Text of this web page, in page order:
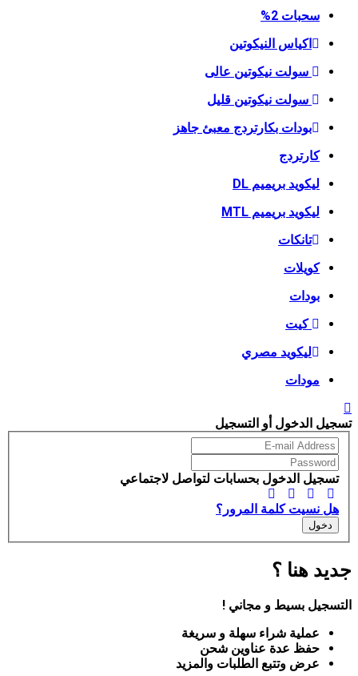
سحبات 2%
اكياس النيكوتين
سولت نيكوتين عالى
سولت نيكوتين قليل
بودات بكارتردج معبئ جاهز
كارتردج
ليكويد بريميم DL
ليكويد بريميم MTL
تانكات
كويلات
بودات
كيت
ليكويد مصري
مودات
الدخول أو التسجيل
تسجيل الدخول بحسابات لتواصل لاجتماعي
هل نسيت كلمة المرور؟
دخول
هنا ؟
بسيط و مجاني !
عملية شراء سهلة و سريغة
حفظ عدة عناوين شحن
عرض وتتبع الطلبات والمزيد